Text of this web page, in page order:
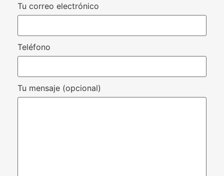
Tu correo electrónico
Teléfono
Tu mensaje (opcional)